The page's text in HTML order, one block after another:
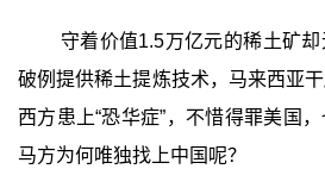
守着价值1.5万亿元的稀土矿
破例提供稀土提炼技术，马来西亚
西方患上“恐华症”，不惜得罪美国
马方为何唯独找上中国呢？